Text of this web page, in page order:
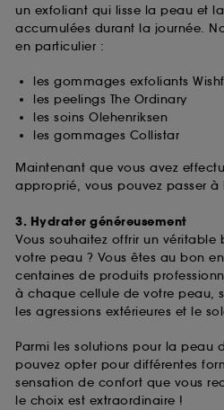
un exfoliant qui lisse la peau et
accumulées durant la journée.
en particulier :
les gommages exfoliants
les peelings The Ordinary
les soins Olehenriksen
les gommages Collistar
Maintenant que vous avez
approprié, vous pouvez passer à
3. Hydrater généreusement
Vous souhaitez offrir un véritable
votre peau ? Vous êtes au bon
centaines de produits
à chaque cellule de votre peau,
les agressions extérieures et le
Parmi les solutions pour la peau
pouvez opter pour différentes
sensation de confort que vous
le choix est extraordinaire !